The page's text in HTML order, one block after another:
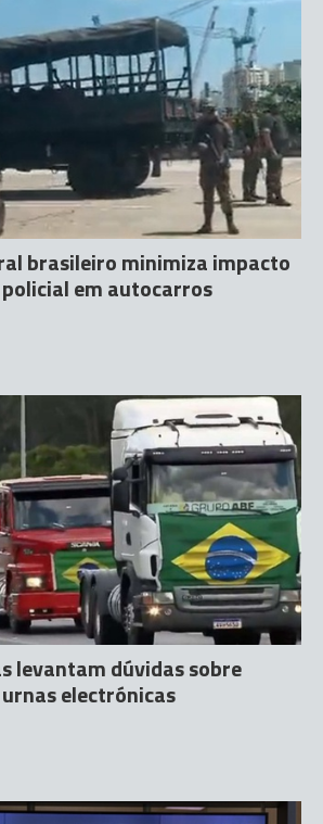
brasileiro minimiza impacto
em autocarros
levantam dúvidas sobre
electrónicas